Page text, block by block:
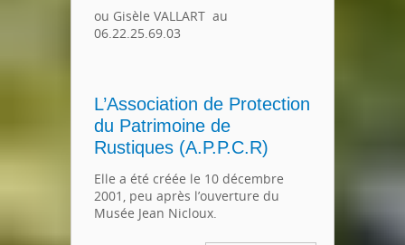
ou Gisèle VALLART au
06.22.25.69.03
L’Association de Protection
du Patrimoine de
Rustiques (A.P.P.C.R)
Elle a été créée le 10 décembre
2001, peu après l’ouverture du
Musée Jean Nicloux.